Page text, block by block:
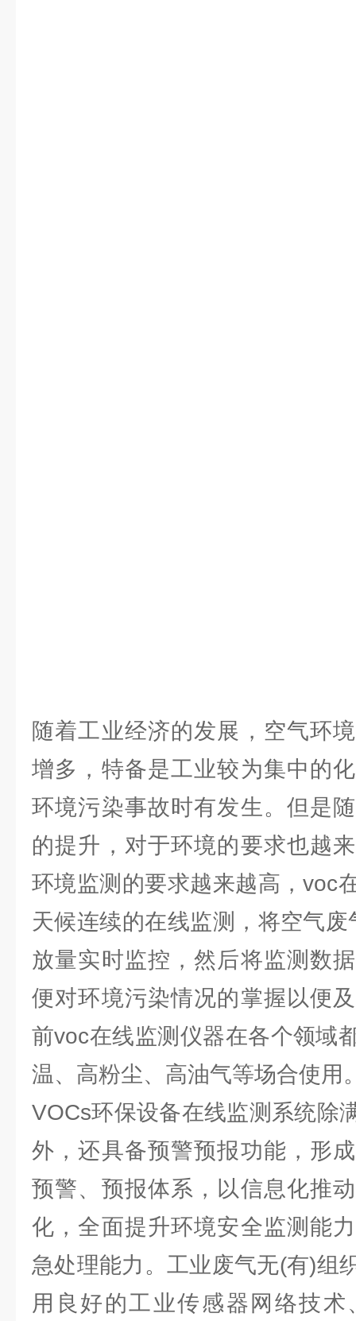
随着工业经济的发展，空气环
增多，特备是工业较为集中的
环境污染事故时有发生。但是
的提升，对于环境的要求也越
环境监测的要求越来越高，voc
天候连续的在线监测，将空气
放量实时监控，然后将监测数
便对环境污染情况的掌握以便
前voc在线监测仪器在各个领域
温、高粉尘、高油气等场合使用
VOCs环保设备在线监测系统除
外，还具备预警预报功能，形
预警、预报体系，以信息化推
化，全面提升环境安全监测能
急处理能力。工业废气无(有)组
用良好的工业传感器网络技